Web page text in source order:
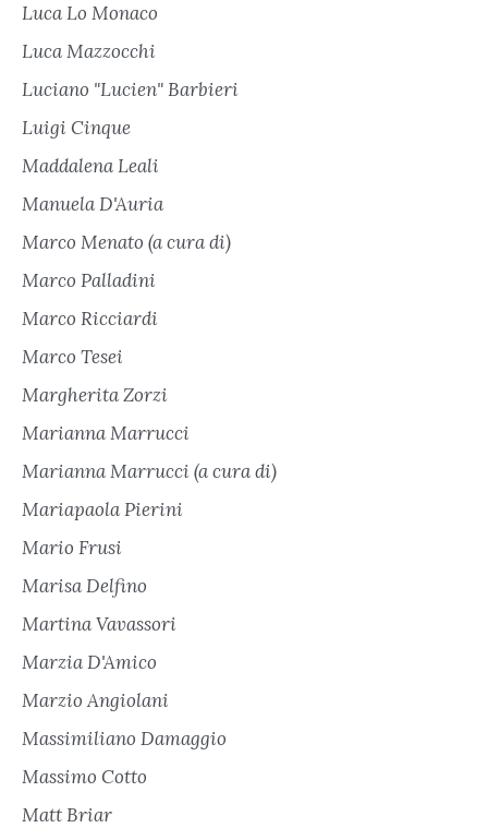
Luca Lo Monaco
Luca Mazzocchi
Luciano "Lucien" Barbieri
Luigi Cinque
Maddalena Leali
Manuela D'Auria
Marco Menato (a cura di)
Marco Palladini
Marco Ricciardi
Marco Tesei
Margherita Zorzi
Marianna Marrucci
Marianna Marrucci (a cura di)
Mariapaola Pierini
Mario Frusi
Marisa Delfino
Martina Vavassori
Marzia D'Amico
Marzio Angiolani
Massimiliano Damaggio
Massimo Cotto
Matt Briar